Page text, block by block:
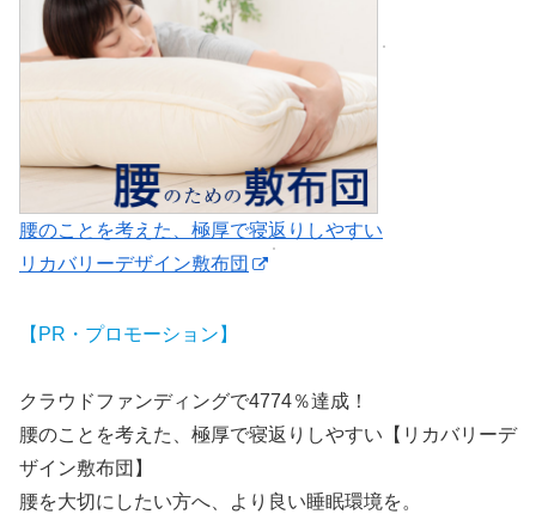
腰のことを考えた、極厚で寝返りしやすい
リカバリーデザイン敷布団
【PR・プロモーション】
クラウドファンディングで4774％達成！
腰のことを考えた、極厚で寝返りしやすい【リカバリーデ
ザイン敷布団】
腰を大切にしたい方へ、より良い睡眠環境を。